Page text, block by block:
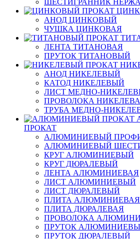
ШЕСТИГРАННИК
АНОД ЦИНКОВЫЙ
ЧУШКА ЦИНКОВАЯ
ЛЕНТА ТИТАНОВАЯ
ПРУТОК ТИТАНОВЫЙ
АНОД НИКЕЛЕВЫЙ
КАТОД НИКЕЛЕВЫЙ
ЛИСТ МЕДНО-
ПРОВОЛОКА
ТРУБА МЕДНО-
ПРОКАТ
АЛЮМИНИЕВЫЙ
АЛЮМИНИЕВЫЙ
КРУГ АЛЮМИНИЕВЫЙ
КРУГ ДЮРАЛЕВЫЙ
ЛЕНТА АЛЮМИНИЕВАЯ
ЛИСТ АЛЮМИНИЕВЫЙ
ЛИСТ ДЮРАЛЕВЫЙ
ПЛИТА АЛЮМИНИЕВАЯ
ПЛИТА ДЮРАЛЕВАЯ
ПРОВОЛОКА
ПРУТОК
ПРУТОК ДЮРАЛЕВЫЙ